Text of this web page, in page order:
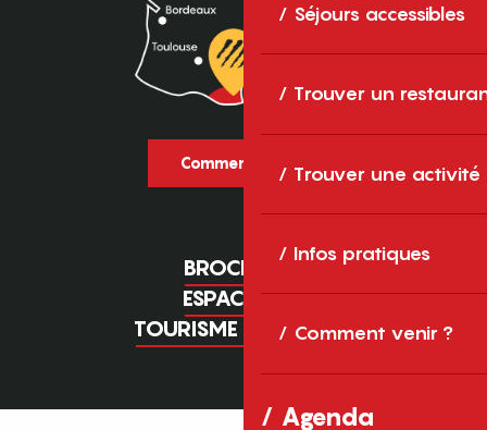
Séjours accessibles
Trouver un
Trouver une activité
Infos pratiques
Comment venir ?
Agenda
Comment venir ?
BROCHURES
ESPACE PRO
TOURISME D'AFFAIRES